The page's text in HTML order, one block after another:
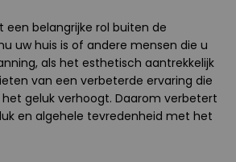
een belangrijke rol buiten de
uw huis is of andere mensen die u
als het esthetisch aantrekkelijk
van een verbeterde ervaring die
geluk verhoogt. Daarom verbetert
en algehele tevredenheid met het